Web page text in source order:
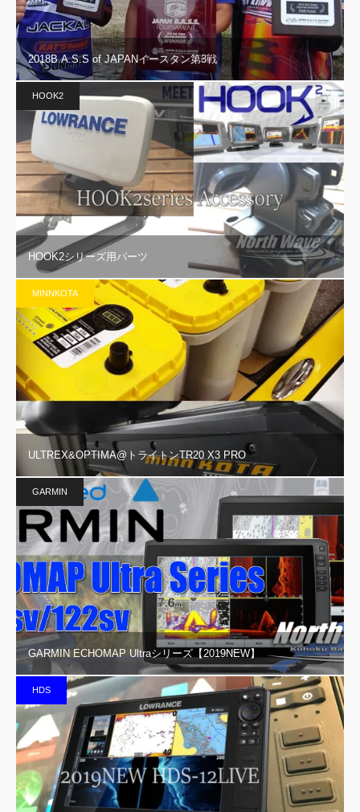
2018B.A.S.S of JAPANイースタン第3戦
HOOK2
HOOK2シリーズ用パーツ
MINNKOTA
ULTREX&OPTIMA@トライトンTR20 X3 PRO
GARMIN
GARMIN ECHOMAP Ultraシリーズ【2019NEW】
HDS